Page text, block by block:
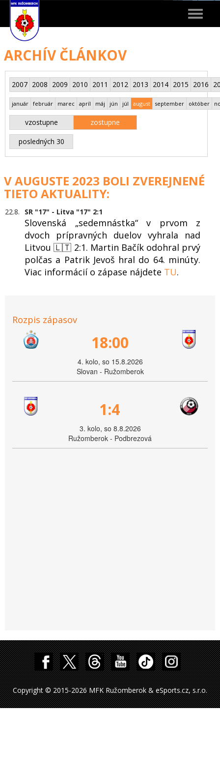
Toggle
ARCHÍV ČLÁNKOV
2007 2008 2009 2010 2011 2012 2013 2014 2015 2016
január február marec apríl máj jún júl august september október
vzostupne zostupne
posledných 30
V AUGUSTE 2023 BOLI ZVEREJNENÉ
TIETO AKTUALITY:
22.8. SR "17" - Litva "17" 2:1
Slovenská „sedemnástka“ v prvom z
dvoch prípravných duelov vyhrala nad
Litvou 🇱🇹 2:1. Martin Bačík odohral prvý
polčas a Patrik Jevoš hral do 64. minúty.
Viac informácií o zápase nájdete TU.
Rozpis zápasov
18:00
4. kolo, so 15.8.2026
Slovan - Ružomberok
1:4
3. kolo, so 8.8.2026
Ružomberok - Podbrezová
Copyright © 2015-2026 MFK Ružomberok & eSports.cz, s.r.o.